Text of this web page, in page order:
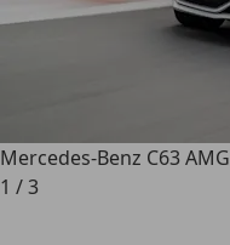
Mercedes-Benz C63 AMG
1 /3